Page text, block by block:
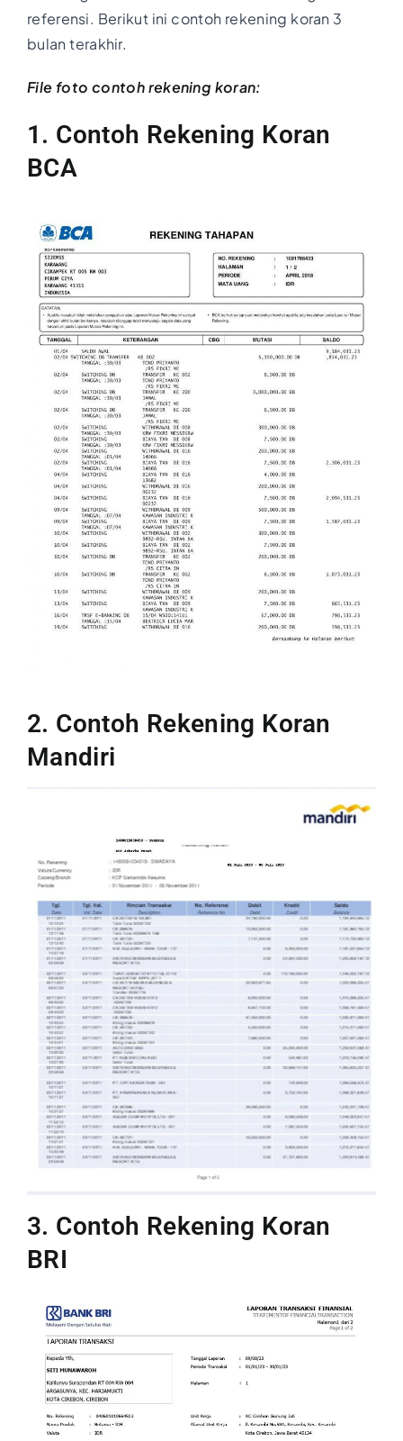
referensi. Berikut ini contoh rekening koran 3
bulan terakhir.
File foto contoh rekening koran:
1. Contoh Rekening Koran
BCA
2. Contoh Rekening Koran
Mandiri
3. Contoh Rekening Koran
BRI